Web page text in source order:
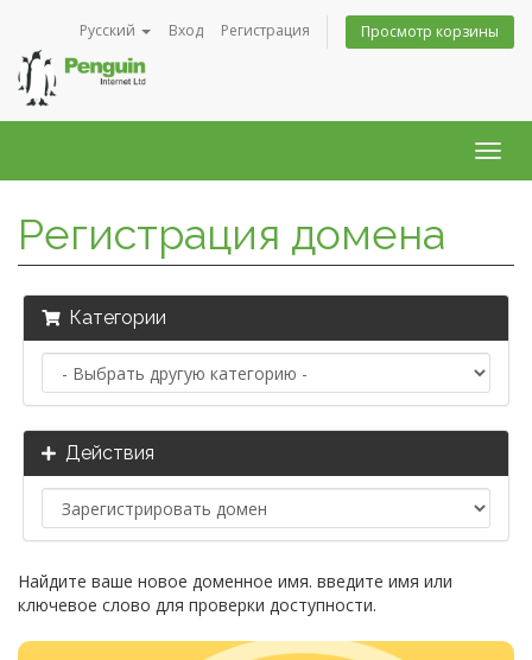
Русский Вход Регистрация Просмотр корзины
Регистрация домена
Категории
Действия
Найдите ваше новое доменное имя. введите имя или
ключевое слово для проверки доступности.